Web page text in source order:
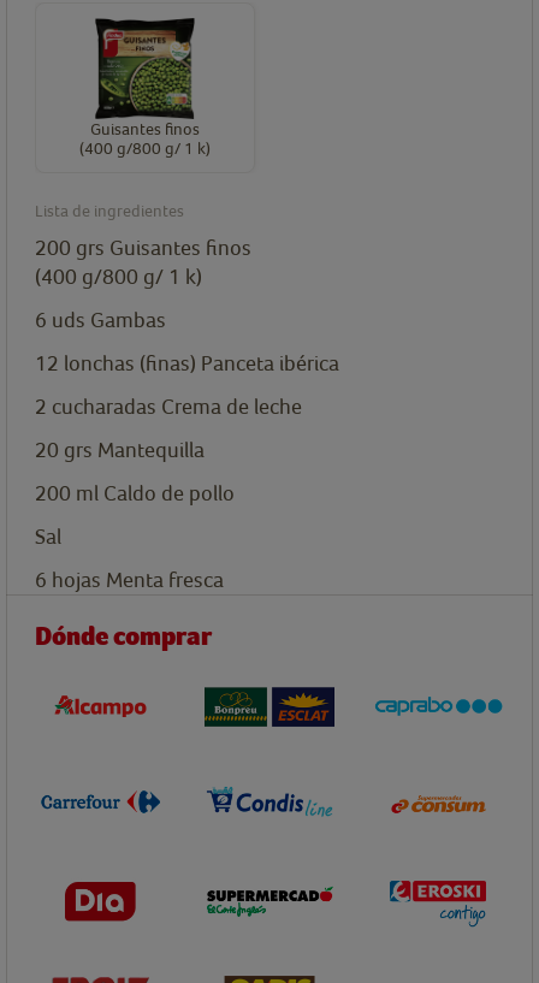
Guisantes finos
(400 g/800 g/ 1 k)
Lista de ingredientes
200 grs Guisantes finos
(400 g/800 g/ 1 k)
6 uds Gambas
12 lonchas (finas) Panceta ibérica
2 cucharadas Crema de leche
20 grs Mantequilla
200 ml Caldo de pollo
Sal
6 hojas Menta fresca
Dónde comprar